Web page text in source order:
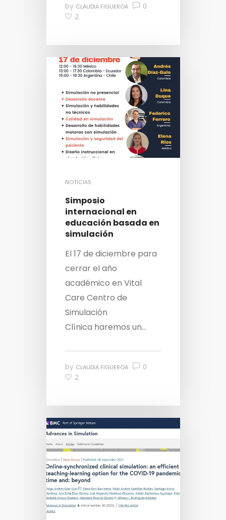
by CLAUDIA FIGUEROA
0
2
NOTICIAS
Simposio
internacional en
educación basada en
simulación
El 17 de diciembre para
cerrar el año
académico en Vital
Care Centro de
Simulación
Clínica haremos un...
by CLAUDIA FIGUEROA
0
2